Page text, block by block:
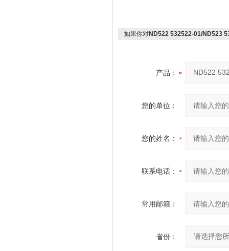
如果你对ND522 532522-01/ND523
产品：
您的单位：
您的姓名：
联系电话：
常用邮箱：
省份：